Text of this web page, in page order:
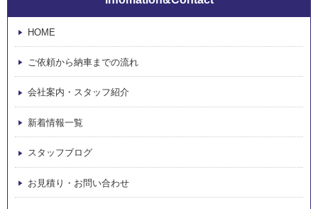
HOME
ご依頼から納車までの流れ
会社案内・スタッフ紹介
新着情報一覧
スタッフブログ
お見積り・お問い合わせ